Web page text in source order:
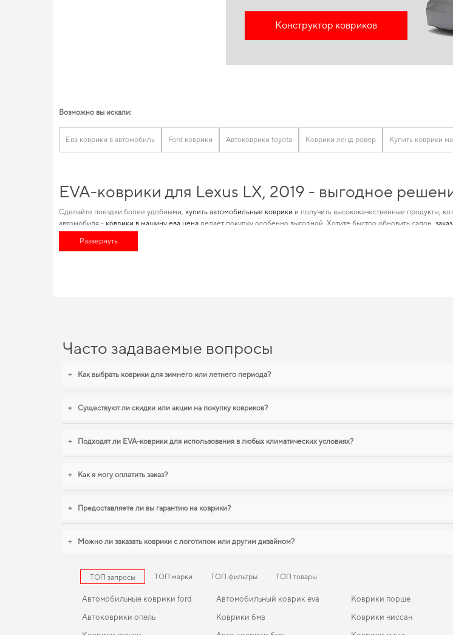
Конструктор ковриков
Возможно вы искали:
Ева коврики в автомобиль Ford коврики Автоковрики toyota Коврики ленд ровер Купить коврики
EVA-коврики для Lexus LX, 2019 - выгодное
Сделайте поездки более удобными, купить автомобильные коврики и получить высококачественные продукты,
автомобиля - коврики в машину ева цена делает покупку особенно выгодной. Хотите быстро обновить салон,
полезные дополнения для машины,
Развернуть
Часто задаваемые вопросы
+ Как выбрать коврики для зимнего или летнего периода?
+ Существуют ли скидки или акции на покупку ковриков?
+ Подходят ли EVA-коврики для использования в любых климатических условиях?
+ Как я могу оплатить заказ?
+ Предоставляете ли вы гарантию на коврики?
+ Можно ли заказать коврики с логотипом или другим дизайном?
ТОП запросы ТОП марки ТОП фильтры ТОП товары
Автомобильные коврики ford
Автоковрики опель
Автомобильный коврик eva
Коврики бмв
Коврики порше
Коврики ниссан